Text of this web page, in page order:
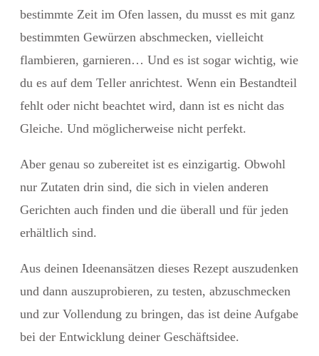
bestimmte Zeit im Ofen lassen, du musst es mit ganz
bestimmten Gewürzen abschmecken, vielleicht
flambieren, garnieren… Und es ist sogar wichtig, wie
du es auf dem Teller anrichtest. Wenn ein Bestandteil
fehlt oder nicht beachtet wird, dann ist es nicht das
Gleiche. Und möglicherweise nicht perfekt.
Aber genau so zubereitet ist es einzigartig. Obwohl
nur Zutaten drin sind, die sich in vielen anderen
Gerichten auch finden und die überall und für jeden
erhältlich sind.
Aus deinen Ideenansätzen dieses Rezept auszudenken
und dann auszuprobieren, zu testen, abzuschmecken
und zur Vollendung zu bringen, das ist deine Aufgabe
bei der Entwicklung deiner Geschäftsidee.